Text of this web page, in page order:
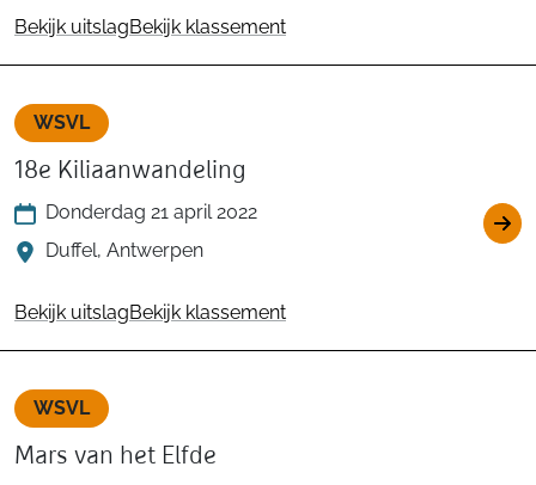
Bekijk uitslagBekijk klassement
WSVL
18e Kiliaanwandeling
Donderdag 21 april 2022
Duffel, Antwerpen
Bekijk uitslagBekijk klassement
WSVL
Mars van het Elfde